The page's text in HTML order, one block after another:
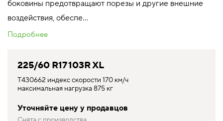
боковины предотвращают порезы и другие внешние
воздействия, обеспе...
Подробнее
225/60 R17 103R XL
T430662 индекс скорости 170 км/ч
максимальная нагрузка 875 кг
Уточняйте цену у продавцов